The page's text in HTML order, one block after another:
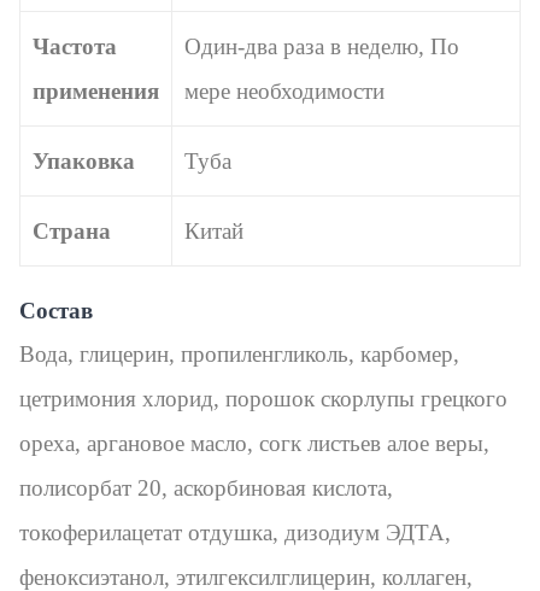
Частота
применения
Один-два раза в неделю, По
мере необходимости
Упаковка Туба
Страна Китай
Состав
Вода, глицерин, пропиленгликоль, карбомер,
цетримония хлорид, порошок скорлупы грецкого
ореха, аргановое масло, согк листьев алое веры,
полисорбат 20, аскорбиновая кислота,
токоферилацетат отдушка, дизодиум ЭДТА,
феноксиэтанол, этилгексилглицерин, коллаген,